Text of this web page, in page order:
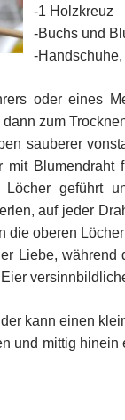
-1 Holzkreuz
-Buchs und
-
oder eines
zum
sauberer
geführt
auf jeder
oberen
Liebe, während
kann einen
und mittig